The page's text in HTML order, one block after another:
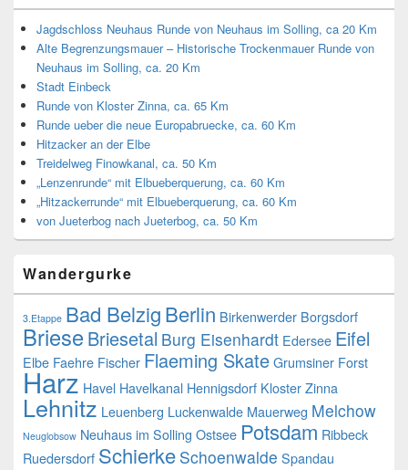
Jagdschloss Neuhaus Runde von Neuhaus im Solling, ca 20 Km
Alte Begrenzungsmauer – Historische Trockenmauer Runde von
Neuhaus im Solling, ca. 20 Km
Stadt Einbeck
Runde von Kloster Zinna, ca. 65 Km
Runde ueber die neue Europabruecke, ca. 60 Km
Hitzacker an der Elbe
Treidelweg Finowkanal, ca. 50 Km
„Lenzenrunde“ mit Elbueberquerung, ca. 60 Km
„Hitzackerrunde“ mit Elbueberquerung, ca. 60 Km
von Jueterbog nach Jueterbog, ca. 50 Km
Wandergurke
3.Etappe Bad BelzigBerlin Birkenwerder Borgsdorf
BrieseBriesetal Burg Eisenhardt Edersee Eifel
Elbe Faehre Fischer Flaeming SkateGrumsiner Forst
Harz Havel Havelkanal Hennigsdorf Kloster Zinna
Lehnitz Leuenberg Luckenwalde Mauerweg Melchow
Neuglobsow Neuhaus im Solling Ostsee Potsdam Ribbeck
Ruedersdorf Schierke Schoenwalde Spandau